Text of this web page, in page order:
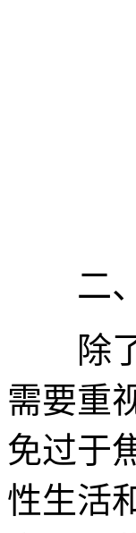
二、
除了
需要重
免过于
性生活